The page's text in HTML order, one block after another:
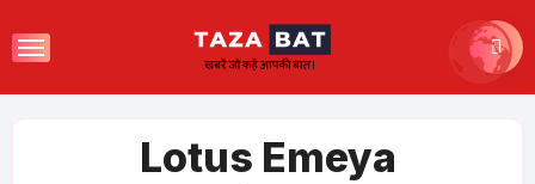
to
Lotus Emeya